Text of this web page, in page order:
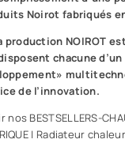
Noirot fabriqués
production NOIROT
chacune
de l’innovation.
nos BESTSELLERS-
| Radiateur